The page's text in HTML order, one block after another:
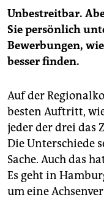
Unbestreitbar.
Sie persönlich
Bewerbungen,
besser finden.
Auf der
besten Auftritt,
jeder der drei das
Die Unterschiede
Sache. Auch das
Es geht in
um eine